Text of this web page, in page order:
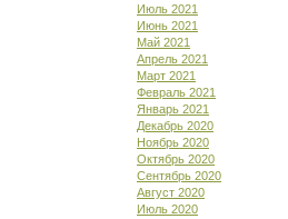
Июль 2021
Июнь 2021
Май 2021
Апрель 2021
Март 2021
Февраль 2021
Январь 2021
Декабрь 2020
Ноябрь 2020
Октябрь 2020
Сентябрь 2020
Август 2020
Июль 2020